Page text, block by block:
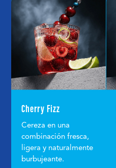
Cherry Fizz
Cereza en una
combinación fresca,
ligera y naturalmente
burbujeante.